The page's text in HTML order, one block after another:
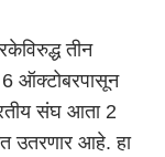
तीन
ऑक्टोबरपासून
संघ आता 2
उतरणार आहे. हा